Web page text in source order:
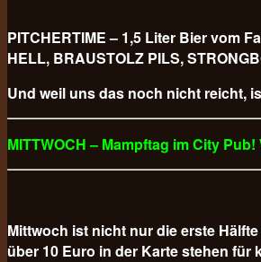
PITCHERTIME – 1,5 Liter Bier vom
HELL, BRAUSTOLZ PILS,
Und weil uns das noch nicht reicht,
MITTWOCH – Mampftag im City
Mittwoch ist nicht nur die erste
über 10 Euro in der Karte stehen für